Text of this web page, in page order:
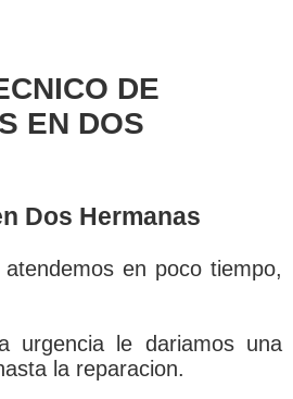
DE
EN DOS
Dos Hermanas
en poco tiempo,
urgencia le dariamos una
la reparacion.